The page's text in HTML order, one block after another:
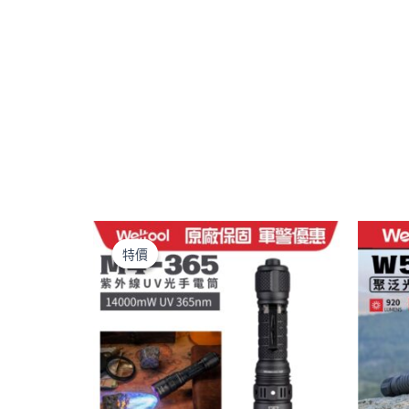
特價
特價
原
始
價
格：
NT$3,990。
目
前
NT$3,450。